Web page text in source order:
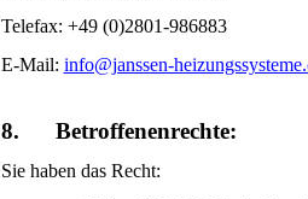
Telefax: +49 (0)2801-986883
E-Mail: info@janssen-
8. Betroffenenrechte:
Sie haben das Recht: